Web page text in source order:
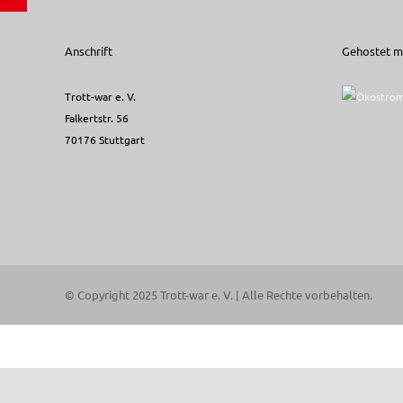
Anschrift
Trott-war e. V.
Falkertstr. 56
70176 Stuttgart
Gehostet
© Copyright 2025 Trott-war e. V. | Alle Rechte vorbehalten.